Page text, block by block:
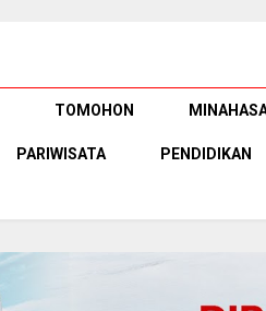
TOMOHON
PARIWISATA PENDIDIKAN